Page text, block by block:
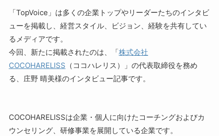
「TopVoice」は多くの企業トップやリーダーたちのインタビ
ューを掲載し、経営スタイル、ビジョン、経験を共有してい
るメディアです。
今回、新たに掲載されたのは、「株式会社
COCOHARELISS （ココハレリス）」の代表取締役を務め
る、庄野 晴美様のインタビュー記事です。
COCOHARELISSは企業・個人に向けたコーチングおよびカ
ウンセリング、研修事業を展開している企業です。